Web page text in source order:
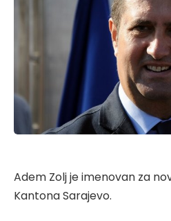
Adem Zolj je imenovan za
Kantona Sarajevo.